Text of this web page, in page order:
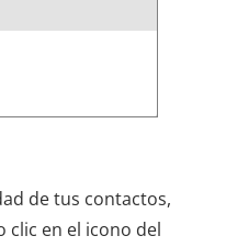
de tus contactos,
clic en el icono del